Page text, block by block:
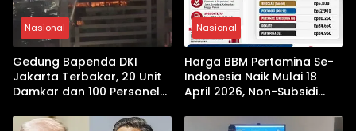
Nasional
Gedung Bapenda DKI
Jakarta Terbakar, 20 Unit
Damkar dan 100 Personel
Nasional
Harga BBM Pertamina Se-
Indonesia Naik Mulai 18
April 2026, Non-Subsidi